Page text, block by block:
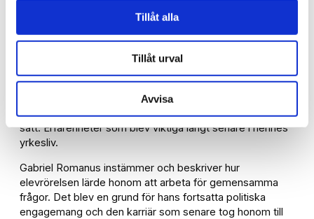
Tillåt alla
Tillåt urval
Avvisa
Ann Linde beskriver elevrörelsen som avgörande för
hennes engagemang. Hon berättar om kraften i att
kämpa för något hon verkligen trodde på, tillsammans
åstadkomma. Samtidigt lyfter hon de praktiska
kunskaper hon fick med sig, som mötesformalia,
organisering och hur man driver frågor på ett strukturerat
sätt. Erfarenheter som blev viktiga långt senare i hennes
yrkesliv.
Gabriel Romanus instämmer och beskriver hur
elevrörelsen lärde honom att arbeta för gemensamma
frågor. Det blev en grund för hans fortsatta politiska
engagemang och den karriär som senare tog honom till